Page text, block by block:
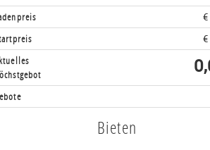
Bieten